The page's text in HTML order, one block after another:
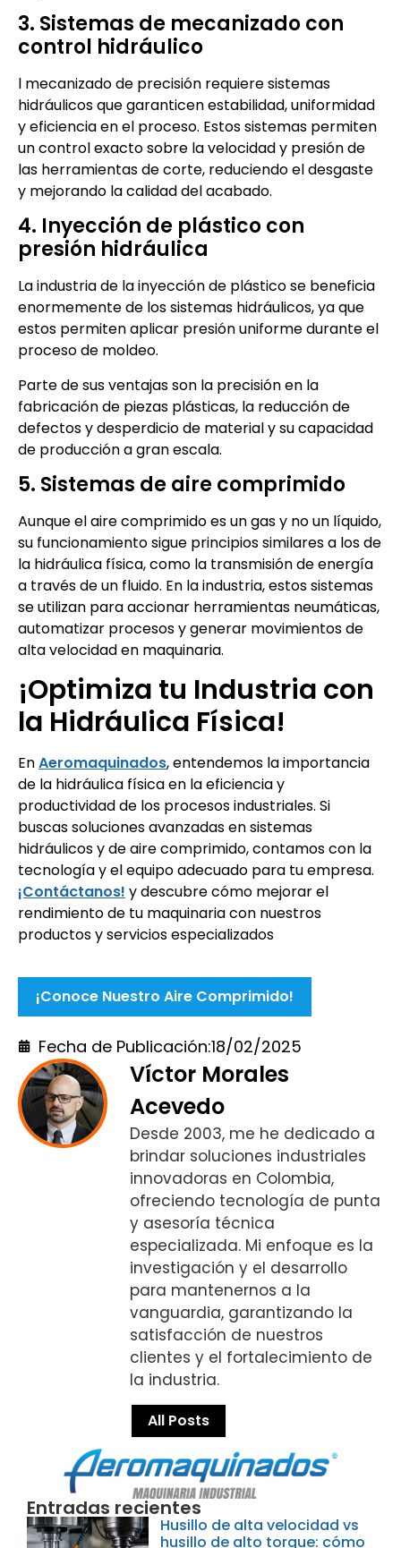
3. Sistemas de mecanizado con
control hidráulico
l mecanizado de precisión requiere sistemas
hidráulicos que garanticen estabilidad, uniformidad
y eficiencia en el proceso. Estos sistemas permiten
un control exacto sobre la velocidad y presión de
las herramientas de corte, reduciendo el desgaste
y mejorando la calidad del acabado.
4. Inyección de plástico con
presión hidráulica
La industria de la inyección de plástico se beneficia
enormemente de los sistemas hidráulicos, ya que
estos permiten aplicar presión uniforme durante el
proceso de moldeo.
Parte de sus ventajas son la precisión en la
fabricación de piezas plásticas, la reducción de
defectos y desperdicio de material y su capacidad
de producción a gran escala.
5. Sistemas de aire comprimido
Aunque el aire comprimido es un gas y no un líquido,
su funcionamiento sigue principios similares a los de
la hidráulica física, como la transmisión de energía
a través de un fluido. En la industria, estos sistemas
se utilizan para accionar herramientas neumáticas,
automatizar procesos y generar movimientos de
alta velocidad en maquinaria.
¡Optimiza tu Industria con
la Hidráulica Física!
EnAeromaquinados, entendemos la importancia
de la hidráulica física en la eficiencia y
productividad de los procesos industriales. Si
buscas soluciones avanzadas en sistemas
hidráulicos y de aire comprimido, contamos con la
tecnología y el equipo adecuado para tu empresa.
¡Contáctanos! y descubre cómo mejorar el
rendimiento de tu maquinaria con nuestros
productos y servicios especializados
¡Conoce Nuestro Aire Comprimido!
Fecha de Publicación:18/02/2025
Víctor Morales
Acevedo
Desde 2003, me he dedicado a
brindar soluciones industriales
innovadoras en Colombia,
ofreciendo tecnología de punta
y asesoría técnica
especializada. Mi enfoque es la
investigación y el desarrollo
para mantenernos a la
vanguardia, garantizando la
satisfacción de nuestros
clientes y el fortalecimiento de
la industria.
All Posts
Entradas recientes
Husillo de alta velocidad vs
husillo de alto torque: cómo